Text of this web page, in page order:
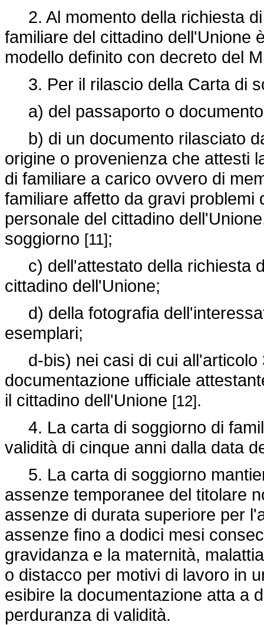
2. Al momento della richiesta
familiare del cittadino dell'Unione
modello definito con decreto del
3. Per il rilascio della Carta di
a) del passaporto o
b) di un documento rilasciato
origine o provenienza che attesti
di familiare a carico ovvero di
familiare affetto da gravi
personale del cittadino
soggiorno [11];
c) dell'attestato della richiesta
cittadino dell'Unione;
d) della fotografia
esemplari;
d-bis) nei casi di cui all'articolo
documentazione ufficiale
il cittadino dell'Unione [12].
4. La carta di soggiorno di
validità di cinque anni dalla data
5. La carta di soggiorno
assenze temporanee del titolare
assenze di durata superiore per
assenze fino a dodici mesi
gravidanza e la maternità,
o distacco per motivi di lavoro in
esibire la documentazione atta a
perduranza di validità.